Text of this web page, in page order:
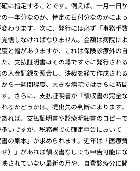
に指定することです。例えば、一月一日か
一年分なのか、特定の日付分なのかによっ
わります。次に、発行には必ず「事務手数
悟しなければなりません。金額は病院によ
と幅がありますが、これは保険診療外の自
、支払証明書はその場ですぐに発行される
入金記録を照合し、決裁を経て作成される
ら一週間程度、大きな病院ではさらに時間
。さらに、支払証明書が「領収書の完全な
るかどうかは、提出先の判断によります。
れば、支払証明書や診療明細書のコピーで
いですが、税務署での確定申告において
の原本」が求められます。近年は「医療費
）」があれば領収書なしでも申告可能にな
されていない最新の月や、自費診療分に関